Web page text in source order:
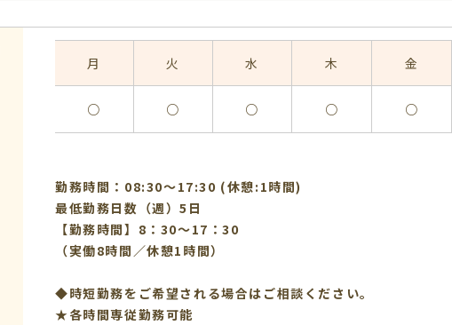
月 火 水 木 金
○ ○ ○ ○ ○
勤務時間：08:30〜17:30 (休憩:1時間)
最低勤務日数（週）5日
【勤務時間】8：30～17：30
（実働8時間／休憩1時間）
◆時短勤務をご希望される場合はご相談ください。
★各時間専従勤務可能